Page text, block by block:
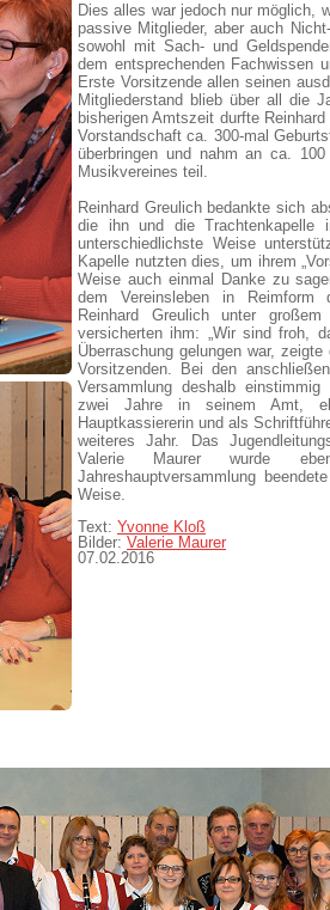
Dies alles war jedoch nur möglich,
passive Mitglieder, aber auch
sowohl mit Sach- und
dem entsprechenden Fachwissen
Erste Vorsitzende allen seinen
Mitgliederstand blieb über all die
bisherigen Amtszeit durfte
Vorstandschaft ca. 300-mal
überbringen und nahm an ca.
Musikvereines teil.
Reinhard Greulich bedankte sich
die ihn und die
unterschiedlichste Weise
Kapelle nutzten dies, um ihrem
Weise auch einmal Danke zu
dem Vereinsleben in Reimform
Reinhard Greulich unter
versicherten ihm: „Wir sind froh,
Überraschung gelungen war,
Vorsitzenden.
Bei den
Versammlung deshalb
zwei Jahre in seinem Amt,
Hauptkassiererin und als
weiteres Jahr. Das
Valerie Maurer wurde
Jahreshauptversammlung
Weise.
Text: Yvonne Kloß
Bilder: Valerie Maurer
07.02.2016